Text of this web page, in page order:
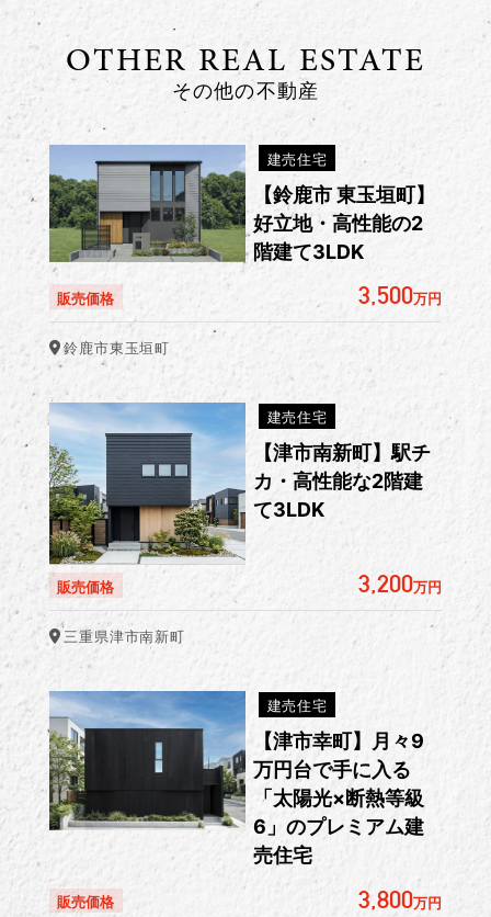
OTHER REAL ESTATE
その他の不動産
建売住宅
【鈴鹿市 東玉垣町】
好立地・高性能の2
階建て3LDK
販売価格 3,500万円
鈴鹿市東玉垣町
建売住宅
【津市南新町】駅チ
カ・高性能な2階建
て3LDK
販売価格 3,200万円
三重県津市南新町
建売住宅
【津市幸町】月々9
万円台で手に入る
「太陽光×断熱等級
6」のプレミアム建
売住宅
販売価格 3,800万円